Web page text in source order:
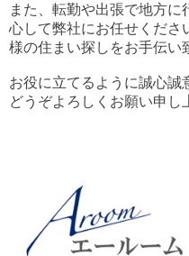
また、転勤や出張で地方
心して弊社にお任せくださ
様の住まい探しをお手伝い
お役に立てるように誠心誠
どうぞよろしくお願い申し